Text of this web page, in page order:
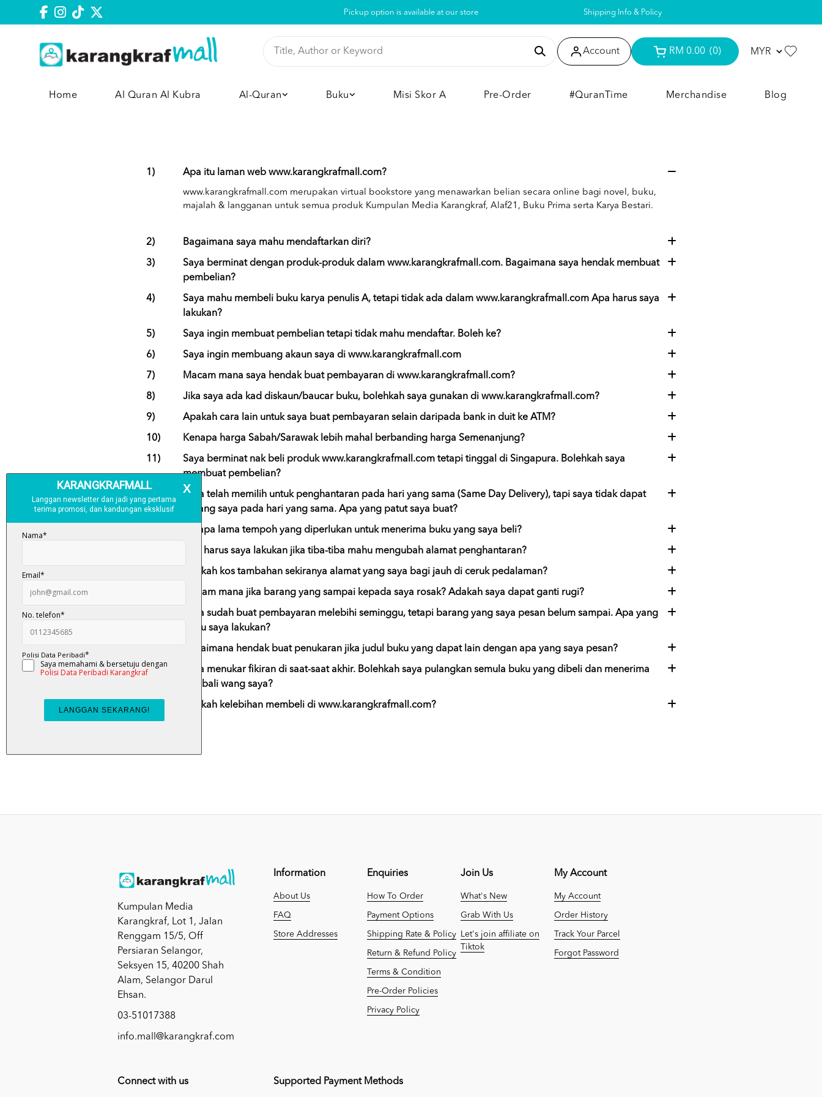
Pickup option is available at our store Shipping Info & Policy
Account RM 0.00 (0)
Home Al Quran Al Kubra Al-Quran Buku Misi Skor A Pre-Order #QuranTime Merchandise Blog
1) Apa itu laman web www.karangkrafmall.com?
www.karangkrafmall.com merupakan virtual bookstore yang menawarkan belian secara online bagi novel, buku,
majalah & langganan untuk semua produk Kumpulan Media Karangkraf, Alaf21, Buku Prima serta Karya Bestari.
2) Bagaimana saya mahu mendaftarkan diri?
3)
Saya berminat dengan produk-produk dalam www.karangkrafmall.com. Bagaimana saya hendak membuat
pembelian?
4)
Saya mahu membeli buku karya penulis A, tetapi tidak ada dalam www.karangkrafmall.com Apa harus saya
lakukan?
5) Saya ingin membuat pembelian tetapi tidak mahu mendaftar. Boleh ke?
6) Saya ingin membuang akaun saya di www.karangkrafmall.com
7) Macam mana saya hendak buat pembayaran di www.karangkrafmall.com?
8) Jika saya ada kad diskaun/baucar buku, bolehkah saya gunakan di www.karangkrafmall.com?
9) Apakah cara lain untuk saya buat pembayaran selain daripada bank in duit ke ATM?
10) Kenapa harga Sabah/Sarawak lebih mahal berbanding harga Semenanjung?
11)
Saya berminat nak beli produk www.karangkrafmall.com tetapi tinggal di Singapura. Bolehkah saya
membuat pembelian?
12)
Saya telah memilih untuk penghantaran pada hari yang sama (Same Day Delivery), tapi saya tidak dapat
barang saya pada hari yang sama. Apa yang patut saya buat?
Berapa lama tempoh yang diperlukan untuk menerima buku yang saya beli?
Apa harus saya lakukan jika tiba-tiba mahu mengubah alamat penghantaran?
Adakah kos tambahan sekiranya alamat yang saya bagi jauh di ceruk pedalaman?
Macam mana jika barang yang sampai kepada saya rosak? Adakah saya dapat ganti rugi?
Saya sudah buat pembayaran melebihi seminggu, tetapi barang yang saya pesan belum sampai. Apa yang
perlu saya lakukan?
Bagaimana hendak buat penukaran jika judul buku yang dapat lain dengan apa yang saya pesan?
19)
Saya menukar fikiran di saat-saat akhir. Bolehkah saya pulangkan semula buku yang dibeli dan menerima
kembali wang saya?
20) Apakah kelebihan membeli di www.karangkrafmall.com?
Kumpulan Media
Karangkraf, Lot 1, Jalan
Renggam 15/5, Off
Persiaran Selangor,
Seksyen 15, 40200 Shah
Alam, Selangor Darul
Ehsan.
03-51017388
info.mall@karangkraf.com
Information
About Us
FAQ
Store Addresses
Enquiries
How To Order
Payment Options
Shipping Rate & Policy
Return & Refund Policy
Terms & Condition
Pre-Order Policies
Privacy Policy
Join Us
What's New
Grab With Us
Let's join affiliate on
Tiktok
My Account
My Account
Order History
Track Your Parcel
Forgot Password
Connect with us Supported Payment Methods